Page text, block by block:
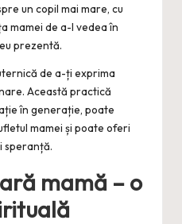
un copil mai mare, cu
mamei de a-l vedea în
prezentă.
de a-ți exprima
Această practică
în generație, poate
mamei și poate oferi
speranță.
mamă – o